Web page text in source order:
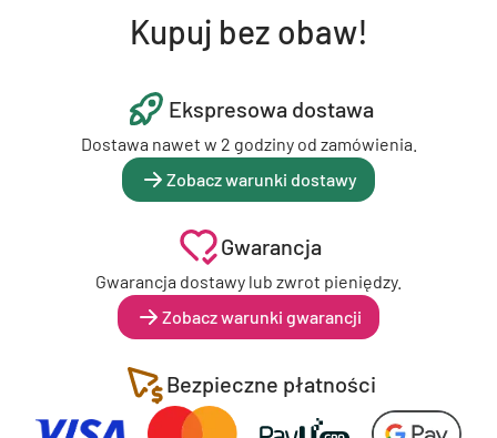
Kupuj bez obaw!
Ekspresowa dostawa
Dostawa nawet w 2 godziny od zamówienia.
Zobacz warunki dostawy
Gwarancja
Gwarancja dostawy lub zwrot pieniędzy.
Zobacz warunki gwarancji
Bezpieczne płatności